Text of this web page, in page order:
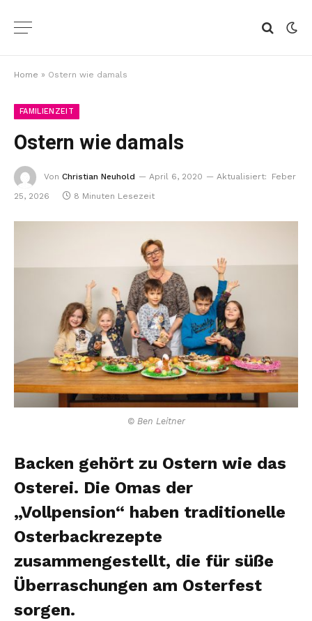
Home » Ostern wie damals
FAMILIENZEIT
Ostern wie damals
Von Christian Neuhold April 6, 2020 Aktualisiert:
Feber
25, 2026
8 Minuten Lesezeit
© Ben Leitner
Backen gehört zu Ostern wie das
Osterei. Die Omas der
„Vollpension“ haben traditionelle
Osterbackrezepte
zusammengestellt, die für süße
Überraschungen am Osterfest
sorgen.